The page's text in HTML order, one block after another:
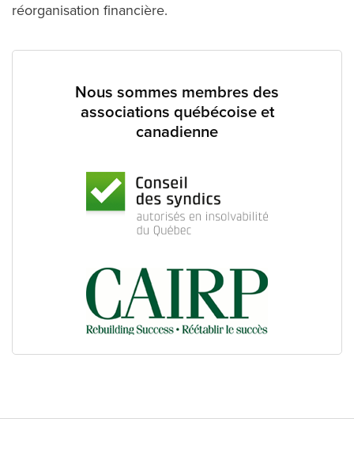
réorganisation financière.
Nous sommes membres des
associations québécoise et
canadienne